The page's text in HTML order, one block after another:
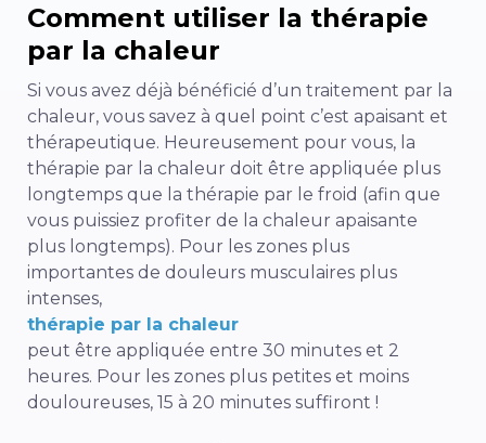
Comment utiliser la thérapie
par la chaleur
Si vous avez déjà bénéficié d’un traitement par la
chaleur, vous savez à quel point c’est apaisant et
thérapeutique. Heureusement pour vous, la
thérapie par la chaleur doit être appliquée plus
longtemps que la thérapie par le froid (afin que
vous puissiez profiter de la chaleur apaisante
plus longtemps). Pour les zones plus
importantes de douleurs musculaires plus
intenses,
thérapie par la chaleur
peut être appliquée entre 30 minutes et 2
heures. Pour les zones plus petites et moins
douloureuses, 15 à 20 minutes suffiront !